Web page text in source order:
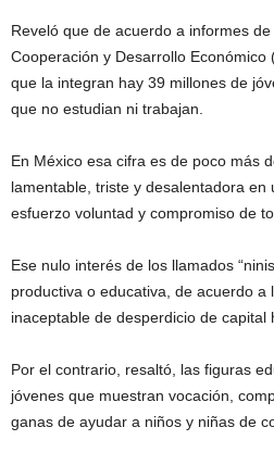
Reveló que de acuerdo a informes
Cooperación y Desarrollo Económico
que la integran hay 39 millones de
que no estudian ni trabajan.
En México esa cifra es de poco más
lamentable, triste y desalentadora
esfuerzo voluntad y compromiso de
Ese nulo interés de los llamados
productiva o educativa, de acuerdo a
inaceptable de desperdicio de capital
Por el contrario, resaltó, las figuras
jóvenes que muestran vocación,
ganas de ayudar a niños y niñas de